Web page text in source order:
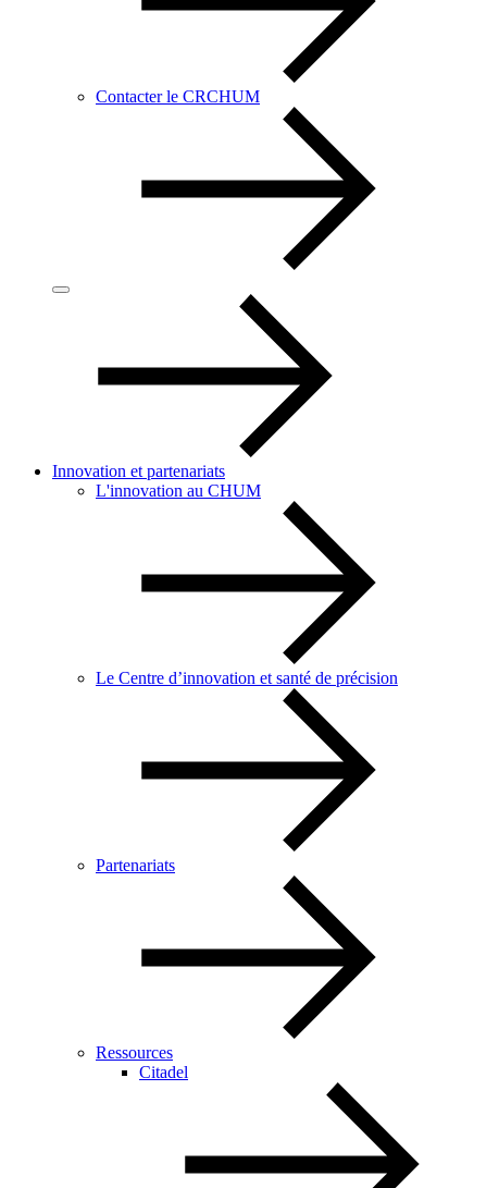
Contacter le CRCHUM
Innovation et partenariats
L'innovation au CHUM
Le Centre d’innovation et santé de précision
Partenariats
Ressources
Citadel